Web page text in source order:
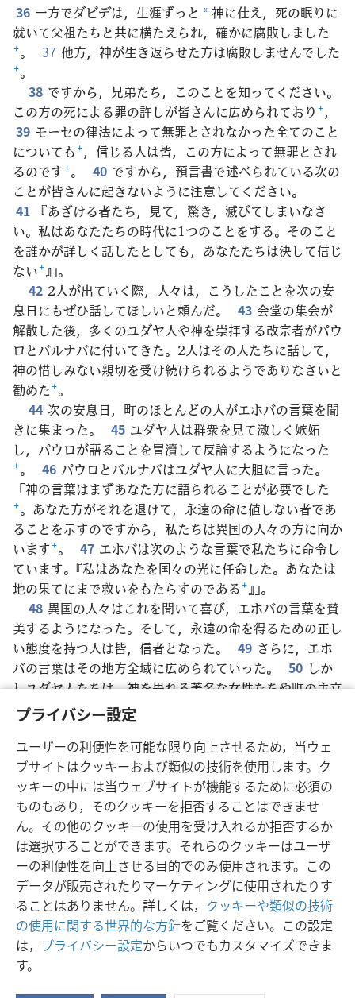
プライバシー設定
ユーザーの利便性を可能な限り向上させるため，当ウェ
ブサイトはクッキーおよび類似の技術を使用します。ク
ッキーの中には当ウェブサイトが機能するために必須の
ものもあり，そのクッキーを拒否することはできませ
ん。その他のクッキーの使用を受け入れるか拒否するか
は選択することができます。それらのクッキーはユーザ
ーの利便性を向上させる目的でのみ使用されます。この
データが販売されたりマーケティングに使用されたりす
ることはありません。詳しくは， クッキーや類似の技術
の使用に関する世界的な方針をご覧ください。この設定
は， プライバシー設定からいつでもカスタマイズできま
す。
36 一方でダビデは，生涯ずっと * 神に仕え，死の眠りに
就いて父祖たちと共に横たえられ，確かに腐敗しました
+。 37 他方，神が生き返らせた方は腐敗しませんでした
+。
38 ですから，兄弟たち，このことを知ってください。
この方の死による罪の許しが皆さんに広められており +，
39 モーセの律法によって無罪とされなかった全てのこと
についても+，信じる人は皆，この方によって無罪とされ
るのです+。 40 ですから，預言書で述べられている次の
ことが皆さんに起きないように注意してください。
41 『あざける者たち，見て，驚き，滅びてしまいなさ
い。私はあなたたちの時代に1つのことをする。そのこと
を誰かが詳しく話したとしても，あなたたちは決して信じ
ない+』」。
42 2人が出ていく際，人々は，こうしたことを次の安
息日にもぜひ話してほしいと頼んだ。
43 会堂の集会が
解散した後，多くのユダヤ人や神を崇拝する改宗者がパウ
ロとバルナバに付いてきた。2人はその人たちに話して，
神の惜しみない親切を受け続けられるようでありなさいと
勧めた+。
44 次の安息日，町のほとんどの人がエホバの言葉を聞
きに集まった。
45 ユダヤ人は群衆を見て激しく嫉妬
し，パウロが語ることを冒瀆して反論するようになった
+。 46 パウロとバルナバはユダヤ人に大胆に言った。
「神の言葉はまずあなた方に語られることが必要でした
+。あなた方がそれを退けて，永遠の命に値しない者であ
ることを示すのですから，私たちは異国の人々の方に向か
います+。 47 エホバは次のような言葉で私たちに命令し
ています。『私はあなたを国々の光に任命した。あなたは
地の果てにまで救いをもたらすのである+』」。
48 異国の人々はこれを聞いて喜び，エホバの言葉を賛
美するようになった。そして，永遠の命を得るための正し
い態度を持つ人は皆，信者となった。
49 さらに，エホ
バの言葉はその地方全域に広められていった。
50 しか
しユダヤ人たちは，神を畏れる著名な女性たちや町の主立
った人たちをあおり，パウロとバルナバに対して迫害を起
こし+ ，境界の外に追い出した。
に対して足の土を振り払い，イコニオムに行った +。
52弟子たちはその後も喜びにあふれ+，聖なる力に満た
されていた。
日本語 シェアする 設定
Copyright © 2026 Watch Tower Bible and Tract Society of Pennsylvania
利用規約
プライバシーに関する方針 プライバシー設定
JW.ORG
ログイン